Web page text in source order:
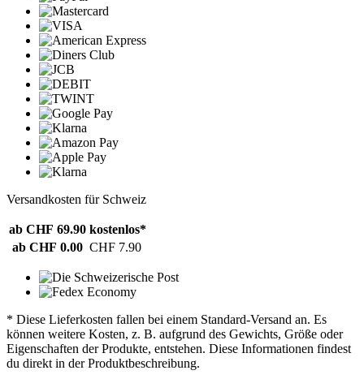
Versandkosten für Schweiz
ab CHF 69.90 kostenlos*
ab CHF 0.00 CHF 7.90
* Diese Lieferkosten fallen bei einem Standard-Versand an. Es
können weitere Kosten, z. B. aufgrund des Gewichts, Größe oder
Eigenschaften der Produkte, entstehen. Diese Informationen findest
du direkt in der Produktbeschreibung.